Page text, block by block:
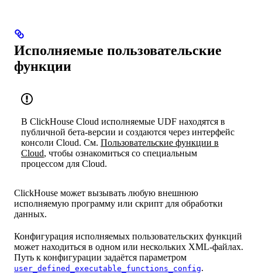
Исполняемые пользовательские
функции
В ClickHouse Cloud исполняемые UDF находятся в
публичной бета-версии и создаются через интерфейс
консоли Cloud. См. Пользовательские функции в
Cloud, чтобы ознакомиться со специальным
процессом для Cloud.
ClickHouse может вызывать любую внешнюю
исполняемую программу или скрипт для обработки
данных.
Конфигурация исполняемых пользовательских функций
может находиться в одном или нескольких XML-файлах.
Путь к конфигурации задаётся параметром
user_defined_executable_functions_config.